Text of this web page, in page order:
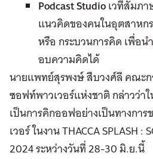
Podcast Studioเวทีสัมภ
แนวคิดของคนในอุตสาห
หรือ กระบวนการคิด เพื่อ
อบความคิดได้
นายแพทย์สุรพงษ์ สืบวงศ์ลี คณะ
ซอฟท์พาวเวอร์แห่งชาติ กล่าวว่า
เป็นการคิกออฟอย่างเป็นทางกา
เวอร์ ในงาน THACCA SPLASH :
2024 ระหว่างวันที่ 28-30 มิ.ย.นี้